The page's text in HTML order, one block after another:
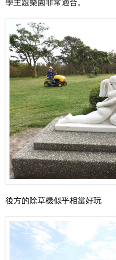
學主題樂園非常適合。
後方的除草機似乎相當好玩